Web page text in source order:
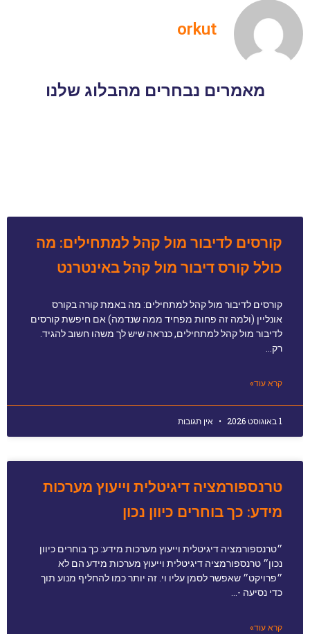
orkut
מאמרים נבחרים מהבלוג שלנו
קורסים לדיבור מול קהל למתחילים: מה
כולל קורס דיבור מול קהל באינטרנט
קורסים לדיבור מול קהל למתחילים: מה באמת קורה בקורס
אונליין (ולמה זה פחות מפחיד ממה שנדמה) אם חיפשת קורסים
לדיבור מול קהל למתחילים, כנראה שיש לך משהו חשוב להגיד.
רק…
קרא עוד»
1 באוגוסט 2026 אין תגובות
טרנספורמציה דיגיטלית וייעוץ מערכות
מידע: כך בוחרים כיוון נכון
״טרנספורמציה דיגיטלית וייעוץ מערכות מידע: כך בוחרים כיוון
נכון״ טרנספורמציה דיגיטלית וייעוץ מערכות מידע הם לא
״פרויקט״ שאפשר לסמן עליו וי. זה יותר כמו להחליף מנוע תוך
כדי נסיעה -…
קרא עוד»